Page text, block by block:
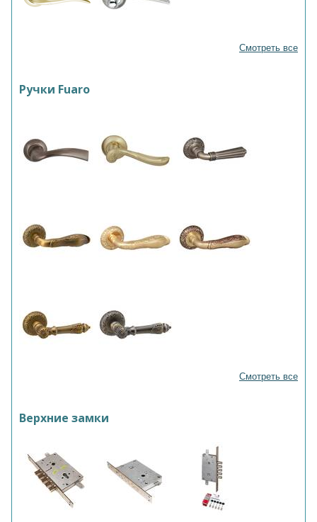
Смотреть все
Ручки Fuaro
Смотреть все
Верхние замки